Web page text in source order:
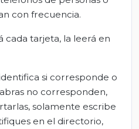
con frecuencia.
cada tarjeta, la leerá en
si corresponde o
no corresponden,
solamente escribe
en el directorio,